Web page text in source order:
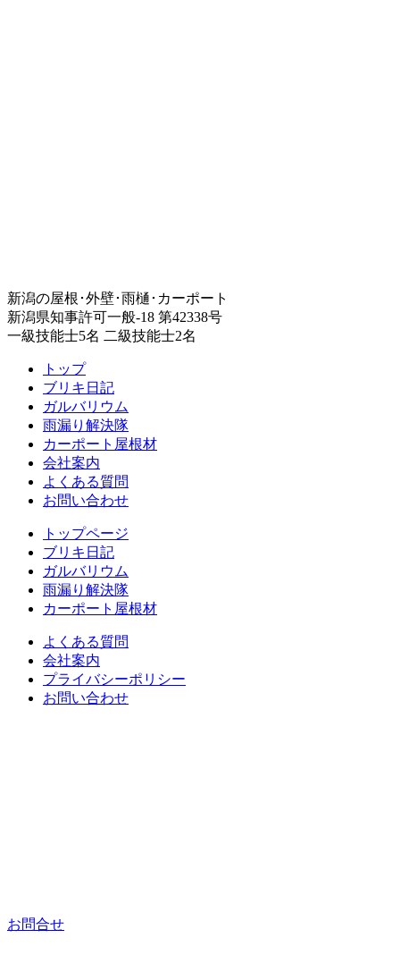
新潟の屋根･外壁･雨樋･カーポート
新潟県知事許可一般-18 第42338号
一級技能士5名 二級技能士2名
トップ
ブリキ日記
ガルバリウム
雨漏り解決隊
カーポート屋根材
会社案内
よくある質問
お問い合わせ
トップページ
ブリキ日記
ガルバリウム
雨漏り解決隊
カーポート屋根材
よくある質問
会社案内
プライバシーポリシー
お問い合わせ
お問合せ